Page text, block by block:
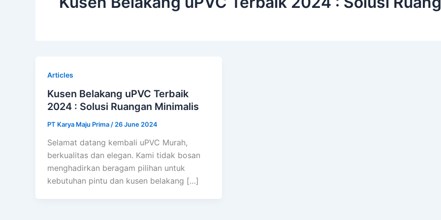
Articles
Kusen Belakang uPVC Terbaik
2024 : Solusi Ruangan Minimalis
PT Karya Maju Prima / 26 June 2024
Selamat datang kembali uPVC Murah,
berkualitas dan elegan. Kami tidak bosan
menghadirkan beragam pilihan untuk
kebutuhan pintu dan kusen belakang […]